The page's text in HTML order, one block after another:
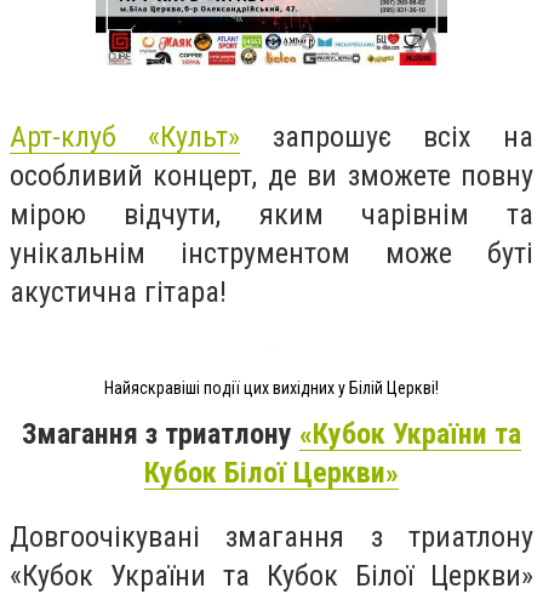
Арт-клуб «Культ» запрошує всіх на
особливий концерт, де ви зможете повну
мірою відчути, яким чарівнім та
унікальнім інструментом може буті
акустична гітара!
Найяскравіші події цих вихідних у Білій Церкві!
Змагання з триатлону «Кубок України та
Кубок Білої Церкви»
Довгоочікувані змагання з триатлону
«Кубок України та Кубок Білої Церкви»